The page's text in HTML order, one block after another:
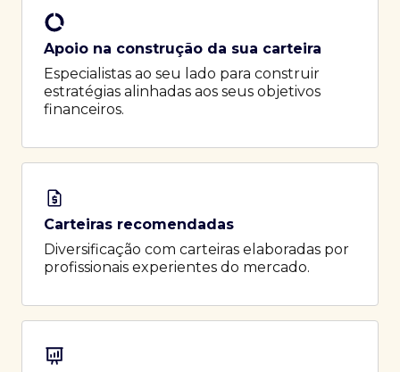
Apoio na construção da sua carteira
Especialistas ao seu lado para construir
estratégias alinhadas aos seus objetivos
financeiros.
Carteiras recomendadas
Diversificação com carteiras elaboradas por
profissionais experientes do mercado.